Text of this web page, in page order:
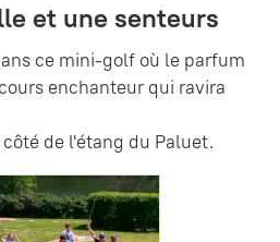
et une senteurs
ce mini-golf où le parfum
enchanteur qui ravira
de l'étang du Paluet.